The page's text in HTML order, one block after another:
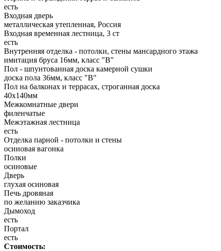
есть
Входная дверь
металлическая утепленная, Россия
Входная временная лестница, 3 ст
есть
Внутренняя отделка - потолки, стены мансардного этажа
имитация бруса 16мм, класс "В"
Пол - шпунтованная доска камерной сушки
доска пола 36мм, класс "B"
Пол на балконах и террасах, строганная доска
40x140мм
Межкомнатные двери
филенчатые
Межэтажная лестница
есть
Отделка парной - потолки и стены
осиновая вагонка
Полки
осиновые
Дверь
глухая осиновая
Печь дровяная
по желанию заказчика
Дымоход
есть
Портал
есть
Стоимость: